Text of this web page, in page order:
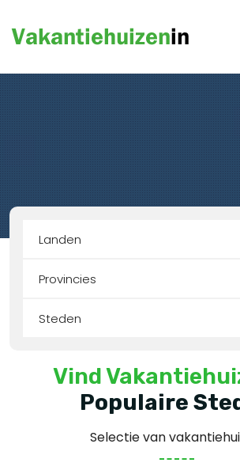
Landen
Provincies
Steden
Vind
Populaire
Selectie van